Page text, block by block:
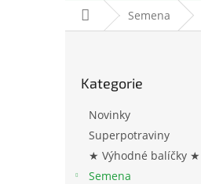
Domů Semena
kategorie
Kategorie
Novinky
Superpotraviny
★ Výhodné balíčky ★
Semena